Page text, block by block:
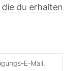
du erhalten